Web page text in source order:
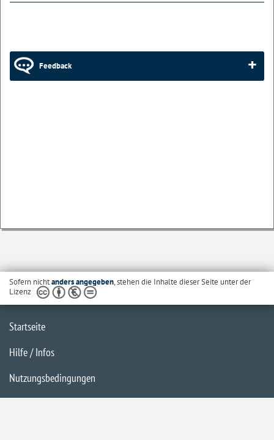
Feedback
Sofern nichtanders angegeben, stehen die Inhalte dieser Seite unter der
Lizenz
Startseite
Hilfe / Infos
Nutzungsbedingungen